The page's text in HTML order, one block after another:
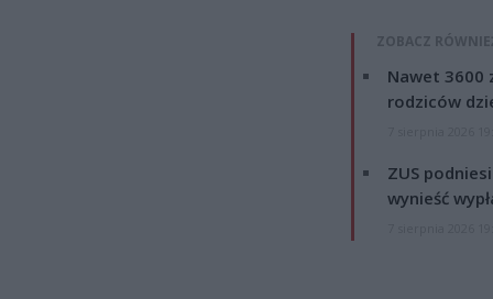
ZOBACZ
Nawet 3600
rodziców
ZUS
wynieść